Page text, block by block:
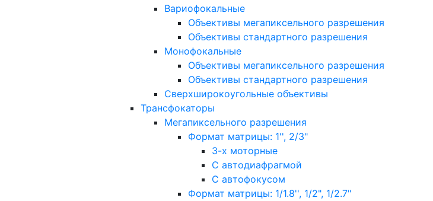
Вариофокальные
Объективы мегапиксельного разрешения
Объективы стандартного разрешения
Монофокальные
Объективы мегапиксельного разрешения
Объективы стандартного разрешения
Сверхширокоугольные объективы
Трансфокаторы
Мегапиксельного разрешения
Формат матрицы: 1'', 2/3"
3-х моторные
С автодиафрагмой
С автофокусом
Формат матрицы: 1/1.8'', 1/2", 1/2.7"